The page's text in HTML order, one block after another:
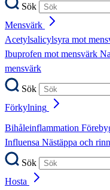
Sök
Mensvärk
Acetylsalicylsyra mot
Ibuprofen mot mensvärk
mensvärk
Sök
Förkylning
Bihåleinflammation
Influensa Nästäppa och
Sök
Hosta